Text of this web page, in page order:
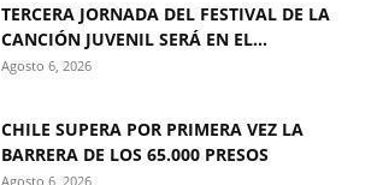
TERCERA JORNADA DEL FESTIVAL DE LA
CANCIÓN JUVENIL SERÁ EN EL...
Agosto 6, 2026
CHILE SUPERA POR PRIMERA VEZ LA
BARRERA DE LOS 65.000 PRESOS
Agosto 6, 2026